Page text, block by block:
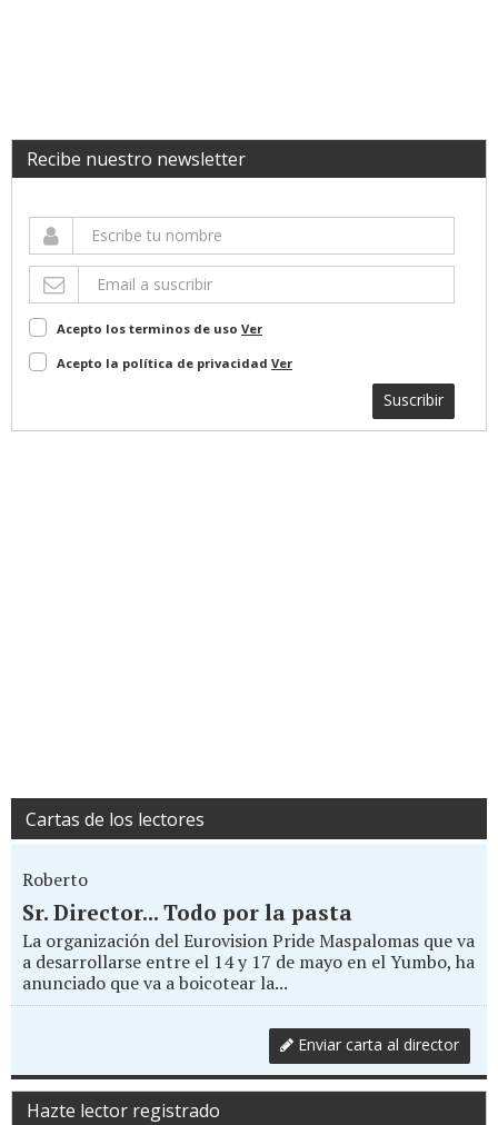
Recibe nuestro newsletter
Acepto los terminos de uso Ver
Acepto la política de privacidad Ver
Suscribir
Cartas de los lectores
Roberto
Sr. Director... Todo por la pasta
La organización del Eurovision Pride Maspalomas que va
a desarrollarse entre el 14 y 17 de mayo en el Yumbo, ha
anunciado que va a boicotear la...
Enviar carta al director
Hazte lector registrado